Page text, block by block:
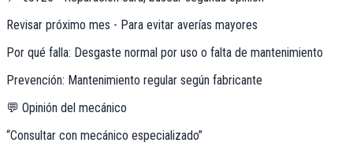
Revisar próximo mes - Para evitar averías mayores
Por qué falla: Desgaste normal por uso o falta de mantenimiento
Prevención: Mantenimiento regular según fabricante
💬 Opinión del mecánico
“Consultar con mecánico especializado”